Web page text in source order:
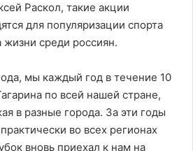
Раскол, такие акции
для популяризации спорта
жизни среди россиян.
мы каждый год в течение 10
по всей нашей стране,
в разные города. За эти годы
во всех регионах
вновь приехал к нам на